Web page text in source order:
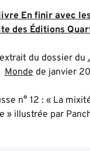
En finir avec
des Éditions
du dossier du
Monde de janvier
n° 12 : « La
» illustrée par